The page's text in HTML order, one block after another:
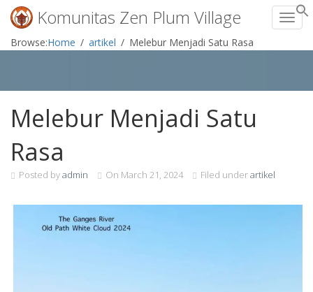
Skip
to
Komunitas Zen Plum Village
Browse:Home artikel Melebur Menjadi Satu Rasa
Melebur Menjadi Satu
Rasa
Posted byadmin On March 21, 2024 Filed underartikel